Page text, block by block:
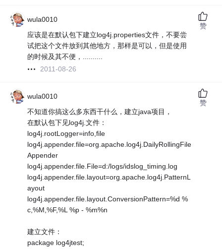
wula0010
应该是在默认包下建立log4j.properties文件，不要尝
试把这个文件放到其他地方，那样是可以，但是使用
的时候及其不便，..........
2011-08-26
赞
wula0010
不知道你搞这么多东西干什么，建立java项目，
在默认包下见log4j.文件：
log4j.rootLogger=info,file
log4j.appender.file=org.apache.log4j.DailyRollingFile
Appender
log4j.appender.file.File=d:/logs/idslog_timing.log
log4j.appender.file.layout=org.apache.log4j.PatternL
ayout
log4j.appender.file.layout.ConversionPattern=%d %
c,%M,%F,%L %p - %m%n
建立文件：
package log4jtest;
赞